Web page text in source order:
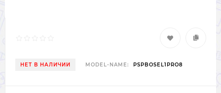
НЕТ В НАЛИЧИИ MODEL-NAME: PSPBOSEL1PRO8